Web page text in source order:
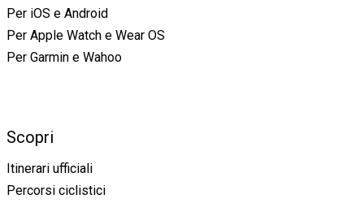
Per iOS e Android
Per Apple Watch e Wear OS
Per Garmin e Wahoo
Scopri
Itinerari ufficiali
Percorsi ciclistici